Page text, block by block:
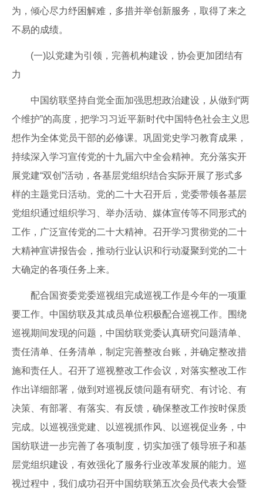
为，倾心尽力纾困解难，多措并举创新服务，取得了来之
不易的成绩。
(一)以党建为引领，完善机构建设，协会更加团结有
力
中国纺联坚持自觉全面加强思想政治建设，从做到“两
个维护”的高度，把学习习近平新时代中国特色社会主义思
想作为全体党员干部的必修课。巩固党史学习教育成果，
持续深入学习宣传党的十九届六中全会精神。充分落实开
展党建“双创”活动，各基层党组织结合实际开展了形式多
样的主题党日活动。党的二十大召开后，党委带领各基层
党组织通过组织学习、举办活动、媒体宣传等不同形式的
工作，广泛宣传党的二十大精神。召开学习贯彻党的二十
大精神宣讲报告会，推动行业认识和行动凝聚到党的二十
大确定的各项任务上来。
配合国资委党委巡视组完成巡视工作是今年的一项重
要工作。中国纺联及其成员单位积极配合巡视工作。围绕
巡视期间发现的问题，中国纺联党委认真研究问题清单、
责任清单、任务清单，制定完善整改台账，并确定整改措
施和责任人。召开了巡视整改工作会议，对落实整改工作
作出详细部署，做到对巡视反馈问题有研究、有讨论、有
决策、有部署、有落实、有反馈，确保整改工作按时保质
完成。以巡视强党建、以巡视抓作风、以巡视促业务，中
国纺联进一步完善了各项制度，切实加强了领导班子和基
层党组织建设，有效强化了服务行业改革发展的能力。巡
视过程中，我们成功召开中国纺联第五次会员代表大会暨